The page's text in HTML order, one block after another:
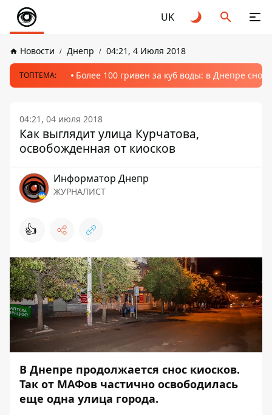
UK
Новости Днепр 04:21, 4 Июля 2018
ТОПТЕМА: Более 100 гривен за куб воды: в Днепре
04:21, 04 июля 2018
Как выглядит улица Курчатова,
освобожденная от киосков
Информатор Днепр
ЖУРНАЛИСТ
👍
В Днепре продолжается снос киосков.
Так от МАФов частично освободилась
еще одна улица города.